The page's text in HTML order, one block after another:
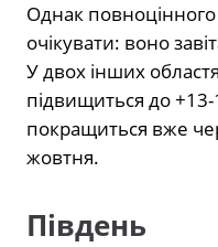
Однак повноцінного
очікувати: воно
У двох інших
підвищиться до +13-
покращиться вже
жовтня.
Південь